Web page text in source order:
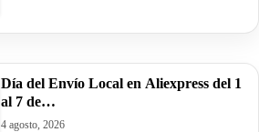
Día del Envío Local en Aliexpress del 1
al 7 de…
4 agosto, 2026